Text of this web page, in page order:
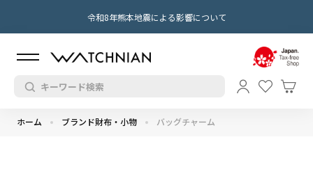
令和8年熊本地震による影響について
ホーム ブランド財布・小物 バッグチャーム